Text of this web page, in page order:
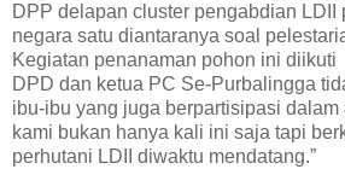
DPP delapan cluster pengabdian LDII
negara satu diantaranya soal
Kegiatan penanaman pohon ini
DPD dan ketua PC Se-Purbalingga
ibu-ibu yang juga berpartisipasi dalam
kami bukan hanya kali ini saja tapi
perhutani LDII diwaktu mendatang.”